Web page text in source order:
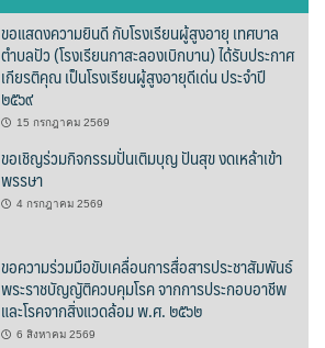
ขอแสดงความยินดี กับโรงเรียนผู้สูงอายุ เทศบาล
ตำบลปัว (โรงเรียนกาสะลองเบิกบาน) ได้รับประกาศ
เกียรติคุณ เป็นโรงเรียนผู้สูงอายุดีเด่น ประจำปี
๒๕๖๙
15 กรกฎาคม 2569
ขอเชิญร่วมกิจกรรมปั่นเติมบุญ ปันสุข งดเหล้าเข้า
พรรษา
4 กรกฎาคม 2569
ขอความร่วมมือขับเคลื่อนการสื่อสารประชาสัมพันธ์
พระราชบัญญัติควบคุมโรค จากการประกอบอาชีพ
และโรคจากสิ่งแวดล้อม พ.ศ. ๒๕๖๒
6 สิงหาคม 2569